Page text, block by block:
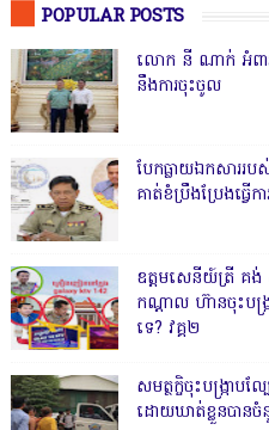
POPULAR POSTS
លោក នី ណាក់ អំពាវន
នឹងការចុះចូល
បែកធ្លាយឯកសាររ
គាត់ខំប្រឹងប្រែងធ្វើ
ឧត្តមសេនីយ៍ត្រី គ
កណ្តាល ហ៊ានចុះបង្
ទេ? វគ្គ២
សមត្ថកិ្ចចុះបង្ក្រាប
ដោយឃាត់ខ្លួនបាន